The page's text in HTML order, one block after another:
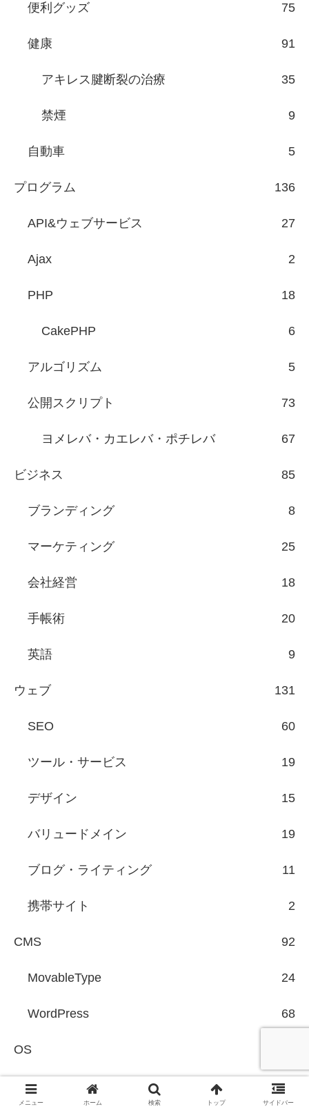
便利グッズ 75
健康 91
アキレス腱断裂の治療 35
禁煙 9
自動車 5
プログラム 136
API&ウェブサービス 27
Ajax 2
PHP 18
CakePHP 6
アルゴリズム 5
公開スクリプト 73
ヨメレバ・カエレバ・ポチレバ 67
ビジネス 85
ブランディング 8
マーケティング 25
会社経営 18
手帳術 20
英語 9
ウェブ 131
SEO 60
ツール・サービス 19
デザイン 15
バリュードメイン 19
ブログ・ライティング 11
携帯サイト 2
CMS 92
MovableType 24
WordPress 68
OS
AmazonEC2/S3
メニュー ホーム 検索 トップ サイドバー